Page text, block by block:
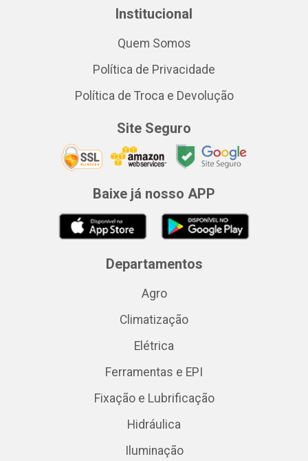
Institucional
Quem Somos
Política de Privacidade
Política de Troca e Devolução
Site Seguro
Baixe já nosso APP
Departamentos
Agro
Climatização
Elétrica
Ferramentas e EPI
Fixação e Lubrificação
Hidráulica
Iluminação